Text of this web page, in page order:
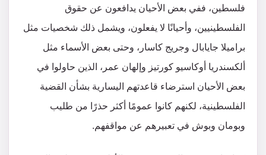
فلسطين، ففي بعض الأحيان يدافعون عن حقوق
الفلسطينيين، وأحيانًا لا يفعلون، ويشمل ذلك شخصيات مثل
براميلا جايابال وجريج كاسار، وحتى بعض الأسماء مثل
ألكسندريا أوكاسيو كورتيز وإلهان عمر، الذين حاولوا في
بعض الأحيان استرضاء قاعدتهم اليسارية بشأن القضية
الفلسطينية، لكنهم كانوا عمومًا أكثر حذرًا من طليب
وبومان وبوش في تعبيرهم عن مواقفهم.